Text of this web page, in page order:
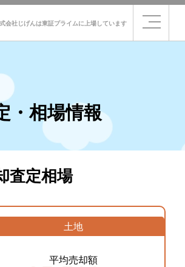
会社じげんは東証プライムに 上場しています
・相場情報
査定相場
土地
平均売却額